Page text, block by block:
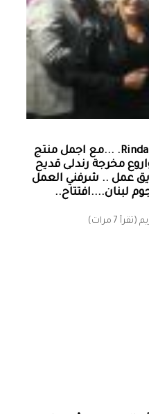
مؤمنة الشامي‏ مع ‏‎Rindala Kodeih‎‏. ...مع اجمل منتج
مخرجة رندلى قديح
عمل .. شرفني العمل
لبنان....افتتاح..